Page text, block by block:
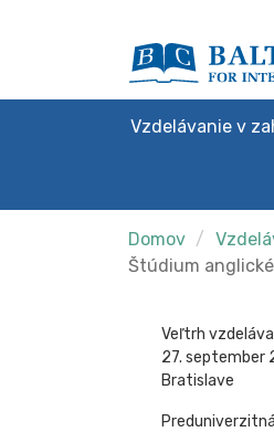
Vzdelávanie v
Domov
Štúdium
Veľtrh
27. september
Bratislave